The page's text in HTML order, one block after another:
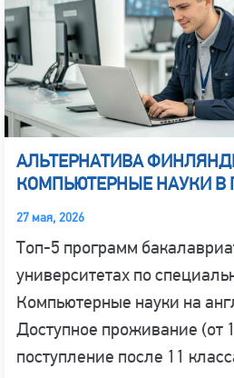
АЛЬТЕРНАТИВА
КОМПЬЮТЕРНЫЕ НАУКИ В
27 мая, 2026
Топ-5 программ
университетах по
Компьютерные науки на
Доступное проживание (от
поступление после 11